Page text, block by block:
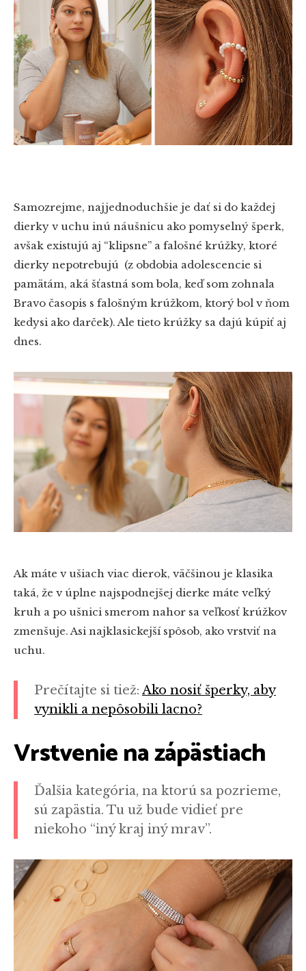
Samozrejme, najjednoduchšie je dať si do každej
dierky v uchu inú náušnicu ako pomyselný šperk,
avšak existujú aj “klipsne” a falošné krúžky, ktoré
dierky nepotrebujú (z obdobia adolescencie si
pamätám, aká šťastná som bola, keď som zohnala
Bravo časopis s falošným krúžkom, ktorý bol v ňom
kedysi ako darček). Ale tieto krúžky sa dajú kúpiť aj
dnes.
Ak máte v ušiach viac dierok, väčšinou je klasika
taká, že v úplne najspodnejšej dierke máte veľký
kruh a po ušnici smerom nahor sa veľkosť krúžkov
zmenšuje. Asi najklasickejší spôsob, ako vrstviť na
uchu.
Prečítajte si tiež: Ako nosiť šperky, aby
vynikli a nepôsobili lacno?
Vrstvenie na zápästiach
Ďalšia kategória, na ktorú sa pozrieme,
sú zapästia. Tu už bude vidieť pre
niekoho “iný kraj iný mrav”.